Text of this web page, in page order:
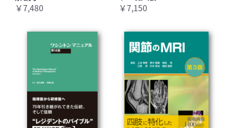
￥7,480
￥7,150